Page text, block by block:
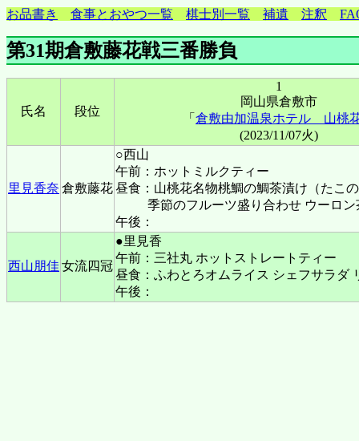
お品書き 食事とおやつ一覧 棋士別一覧 補遺 注釈
第31期倉敷藤花戦三番勝負
氏名 段位
1
岡山県倉敷市
「 倉敷由加温泉ホテル 山桃
(2023/11/07火)
里見香奈 倉敷藤花
○西山
午前：ホットミルクティー
昼食：山桃花名物桃鯛の鯛茶漬け（たこ
季節のフルーツ盛り合わせ ウーロン
午後：
西山朋佳女流四冠
●里見香
午前：三社丸 ホットストレートティー
昼食：ふわとろオムライス シェフサラダ
午後：